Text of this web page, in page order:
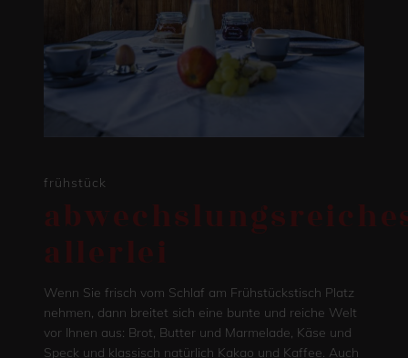
frühstück
allerlei
Wenn Sie frisch vom Schlaf am Frühstückstisch Platz
nehmen, dann breitet sich eine bunte und reiche Welt
vor Ihnen aus: Brot, Butter und Marmelade, Käse und
Speck und klassisch natürlich Kakao und Kaffee. Auch